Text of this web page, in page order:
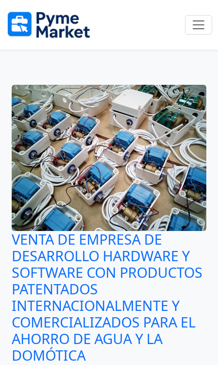
VENTA DE EMPRESA DE
DESARROLLO HARDWARE Y
SOFTWARE CON PRODUCTOS
PATENTADOS
INTERNACIONALMENTE Y
COMERCIALIZADOS PARA EL
AHORRO DE AGUA Y LA
DOMÓTICA